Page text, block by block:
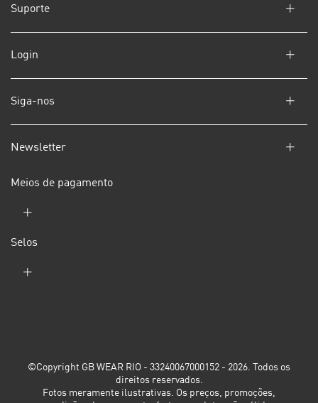
Suporte
Login
Siga-nos
Newsletter
Meios de pagamento
Selos
©Copyright GB WEAR RIO - 33240067000152 - 2026. Todos os
direitos reservados.
Fotos meramente ilustrativas. Os preços, promoções,